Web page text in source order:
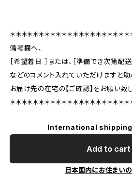
＊＊＊＊＊＊＊＊＊＊＊＊＊＊＊＊＊＊＊＊＊
備考欄へ、
［希望着日 ］または、［準備でき次第配送
などのコメント入れていただけますと助
お届け先の在宅の【ご確認】をお願い致し
＊＊＊＊＊＊＊＊＊＊＊＊＊＊＊＊＊＊＊＊＊
International
Add to cart
日本国内にお住まい